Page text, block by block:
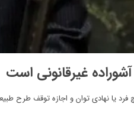
غیرقانونی است